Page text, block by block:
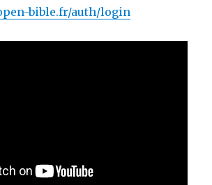
bible.fr/auth/login